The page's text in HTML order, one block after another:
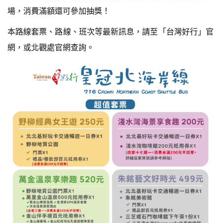
場，消費滿額還可參加抽獎！
本路線套票、路線、班次等最新訊息，請至「台灣好行」官
網，或北觀處官網查詢。